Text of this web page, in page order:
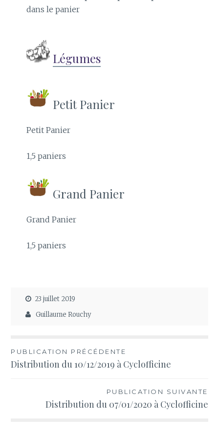
dans le panier
Légumes
Petit Panier
Petit Panier
1,5 paniers
Grand Panier
Grand Panier
1,5 paniers
23 juillet 2019
Guillaume Rouchy
Navigation
de
PUBLICATION PRÉCÉDENTE
Distribution du 10/12/2019 à Cyclofficine
PUBLICATION SUIVANTE
Distribution du 07/01/2020 à Cyclofficine